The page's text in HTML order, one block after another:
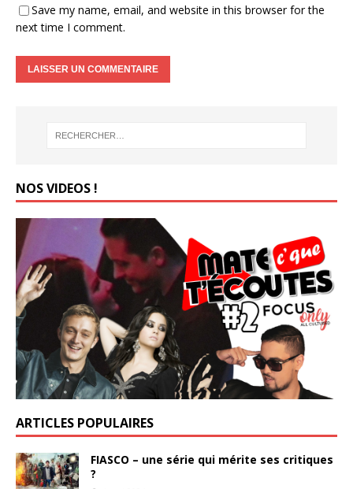
Save my name, email, and website in this browser for the
next time I comment.
NOS VIDEOS !
ARTICLES POPULAIRES
FIASCO – une série qui mérite ses critiques
?